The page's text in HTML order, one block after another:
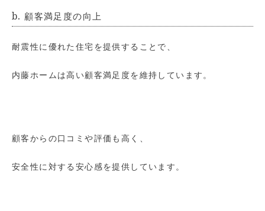
b. 顧客満足度の向上
耐震性に優れた住宅を提供することで、
内藤ホームは高い顧客満足度を維持しています。
顧客からの口コミや評価も高く、
安全性に対する安心感を提供しています。